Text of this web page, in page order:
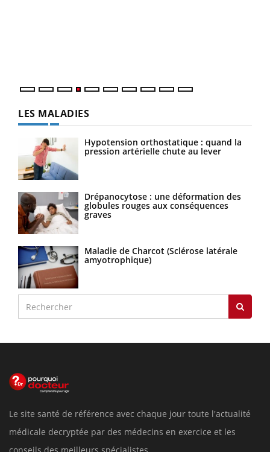
LES MALADIES
Hypotension orthostatique : quand la
pression artérielle chute au lever
Drépanocytose : une déformation des
globules rouges aux conséquences
graves
Maladie de Charcot (Sclérose latérale
amyotrophique)
Le site santé de référence avec chaque jour toute l'actualité
médicale decryptée par des médecins en exercice et les